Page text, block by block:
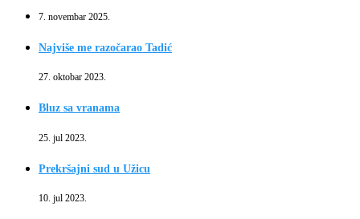
7. novembar 2025.
Najviše me razočarao Tadić
27. oktobar 2023.
Bluz sa vranama
25. jul 2023.
Prekršajni sud u Užicu
10. jul 2023.